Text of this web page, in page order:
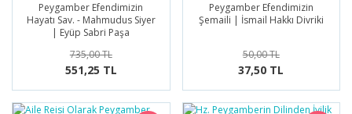
Peygamber Efendimizin
Hayatı Sav. - Mahmudus Siyer
| Eyüp Sabri Paşa
735,00 TL
551,25 TL
Peygamber Efendimizin
Şemaili | İsmail Hakkı Divriki
50,00 TL
37,50 TL